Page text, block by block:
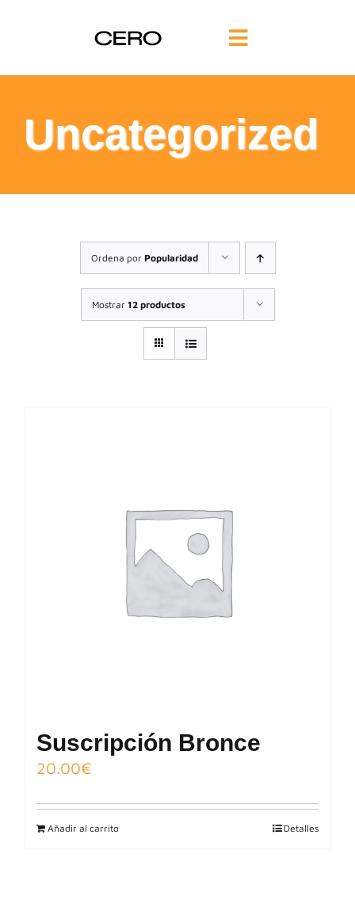
Toggle
Navigation
FILOSOFÍA
TE AYUDAMOS
FORMACIÓN
COMUNIDAD
Uncategorized
Ordena por Popularidad
Mostrar 12 productos
Suscripción Bronce
20.00€
Añadir al carrito Detalles